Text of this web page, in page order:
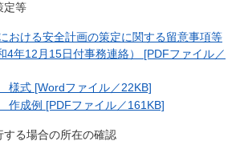
定等
おける安全計画の策定に関する留意事項等
4年12月15日付事務連絡） [PDFファイル／
式 [Wordファイル／22KB]
成例 [PDFファイル／161KB]
る場合の所在の確認